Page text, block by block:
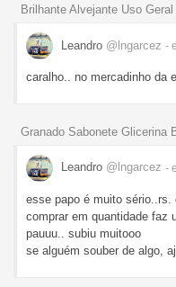
Brilhante Alvejante Uso
Leandro @lngarcez -
caralho.. no mercadinho da
Granado Sabonete Glicerina
Leandro @lngarcez -
esse papo é muito sério..rs.
comprar em quantidade faz
pauuu.. subiu muitooo
se alguém souber de algo,